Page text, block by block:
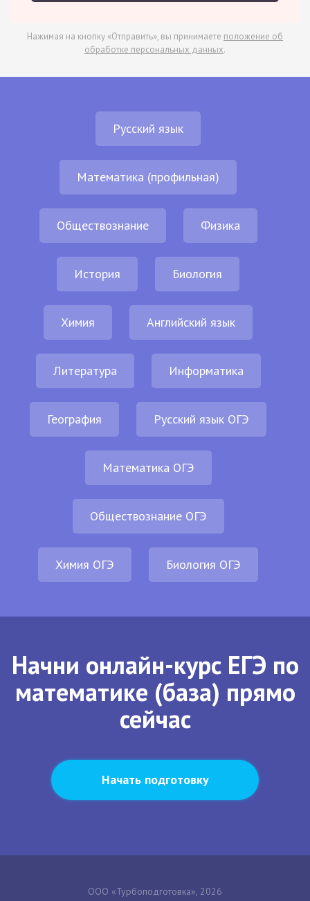
Нажимая на кнопку «Отправить», вы принимаете положение об
обработке персональных данных.
Русский язык
Математика (профильная)
Обществознание Физика
История Биология
Химия Английский язык
Литература Информатика
География Русский язык ОГЭ
Математика ОГЭ
Обществознание ОГЭ
Химия ОГЭ Биология ОГЭ
Начни онлайн-курс ЕГЭ по
математике (база) прямо
сейчас
Начать подготовку
ООО «Турбоподготовка», 2026